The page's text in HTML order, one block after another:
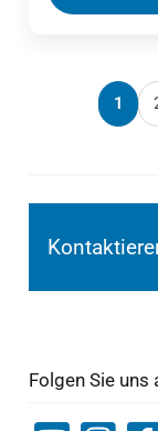
vom Vertrag
was Urheber
1
Folgen Sie uns